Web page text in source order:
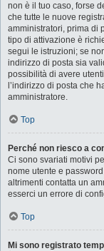
non è il tuo caso, forse
che tutte le nuove
amministratori, prima di
tipo di attivazione è
segui le istruzioni; se
indirizzo di posta sia
possibilità di avere
l’indirizzo di posta che
amministratore.
Top
Perché non riesco a
Ci sono svariati motivi
nome utente e
altrimenti contatta un
esserci un errore di
Top
Mi sono registrato